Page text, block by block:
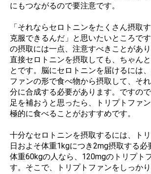
にもつながるので要注意です。
「それならセロトニンをたくさん摂取
克服できるんだ」と思いたいところで
の摂取には一点、注意すべきことがあり
直接セロトニンを摂取しても、ちゃん
とです。脳にセロトニンを届けるには
ファンの形で食べ物から摂取して、そ
分に合成する必要があります。ですの
足を補おうと思ったら、トリプトファ
極的に食べることがおすすめです。
十分なセロトニンを摂取するには、ト
日およそ体重1kgにつき2mg摂取する必
体重60kgの人なら、120mgのトリプト
す。そこで、トリプトファンをしっか